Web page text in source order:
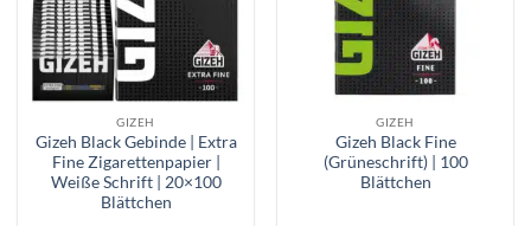
GIZEH
Gizeh Black Gebinde | Extra
Fine Zigarettenpapier |
Weiße Schrift | 20×100
Blättchen
GIZEH
Gizeh Black Fine
(Grüneschrift) | 100
Blättchen